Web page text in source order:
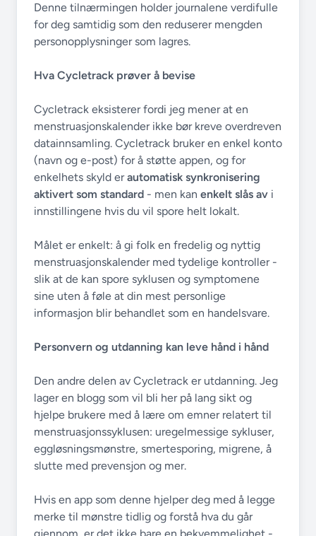
Denne tilnærmingen holder journalene verdifulle
for deg samtidig som den reduserer mengden
personopplysninger som lagres.
Hva Cycletrack prøver å bevise
Cycletrack eksisterer fordi jeg mener at en
menstruasjonskalender ikke bør kreve overdreven
datainnsamling. Cycletrack bruker en enkel konto
(navn og e-post) for å støtte appen, og for
enkelhets skyld erautomatisk synkronisering
aktivert som standard - men kan enkelt slås av i
innstillingene hvis du vil spore helt lokalt.
Målet er enkelt: å gi folk en fredelig og nyttig
menstruasjonskalender med tydelige kontroller -
slik at de kan spore syklusen og symptomene
sine uten å føle at din mest personlige
informasjon blir behandlet som en handelsvare.
Personvern og utdanning kan leve hånd i hånd
Den andre delen av Cycletrack er utdanning. Jeg
lager en blogg som vil bli her på lang sikt og
hjelpe brukere med å lære om emner relatert til
menstruasjonssyklusen: uregelmessige sykluser,
eggløsningsmønstre, smertesporing, migrene, å
slutte med prevensjon og mer.
Hvis en app som denne hjelper deg med å legge
merke til mønstre tidlig og forstå hva du går